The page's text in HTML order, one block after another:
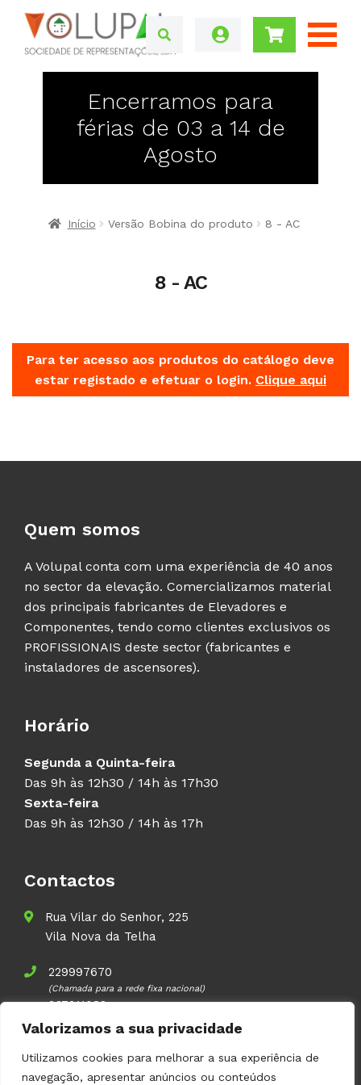
Valorizamos a sua privacidade
Utilizamos cookies para melhorar a sua experiência de
navegação, apresentar anúncios ou conteúdos
Encerramos para
férias de 03 a 14 de
Agosto
Início Versão Bobina do produto 8 - AC
8 - AC
Para ter acesso aos produtos do catálogo deve
estar registado e efetuar o login. Clique aqui
Quem somos
A Volupal conta com uma experiência de 40 anos
no sector da elevação. Comercializamos material
dos principais fabricantes de Elevadores e
Componentes, tendo como clientes exclusivos os
PROFISSIONAIS deste sector (fabricantes e
instaladores de ascensores).
Horário
Segunda a Quinta-feira
Das 9h às 12h30 / 14h às 17h30
Sexta-feira
Das 9h às 12h30 / 14h às 17h
Contactos
Rua Vilar do Senhor, 225
Vila Nova da Telha
229997670
(Chamada para a rede fixa nacional)
937911083
(Chamada para a rede móvel nacional)
geral@volupal.pt